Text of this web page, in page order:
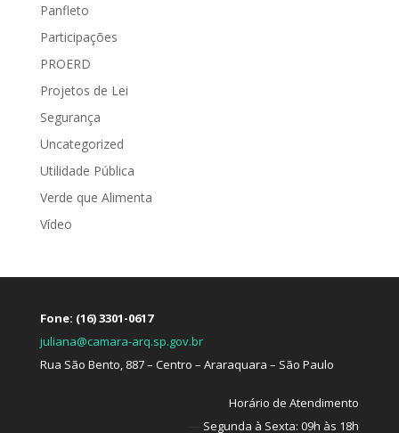
Panfleto
Participações
PROERD
Projetos de Lei
Segurança
Uncategorized
Utilidade Pública
Verde que Alimenta
Vídeo
Fone: (16) 3301-0617
juliana@camara-arq.sp.gov.br
Rua São Bento, 887 – Centro – Araraquara – São Paulo
Horário de Atendimento
Segunda à Sexta: 09h às 18h